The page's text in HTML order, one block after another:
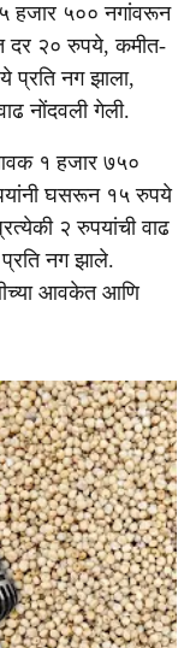
५ हजार ५०० नगांवरून
दर २० रुपये, कमीत-
प्रति नग झाला,
नोंदवली गेली.
१ हजार ७५०
घसरून १५ रुपये
२ रुपयांची वाढ
नग झाले.
आवकेत आणि